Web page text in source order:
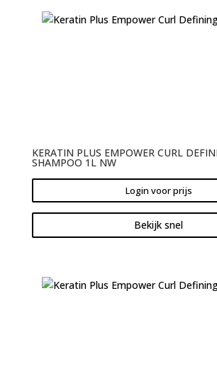
KERATIN PLUS EMPOWER CURL
SHAMPOO 1L NW
Login voor prijs
Bekijk snel